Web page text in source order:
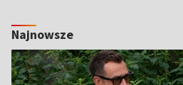
Najnowsze